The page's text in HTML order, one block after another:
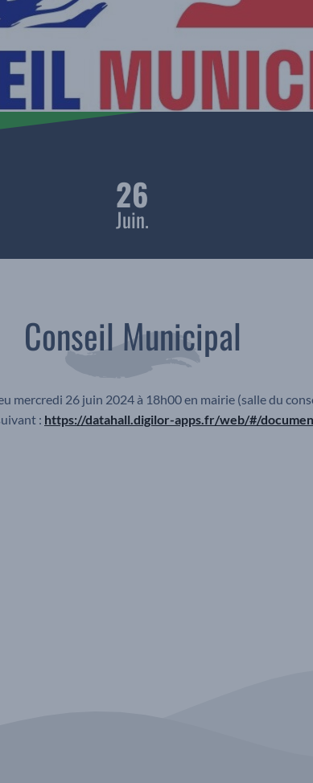
26
Juin.
Conseil Municipal
mercredi 26 juin 2024 à 18h00 en mairie (salle du
: https://datahall.digilor-apps.fr/web/#/